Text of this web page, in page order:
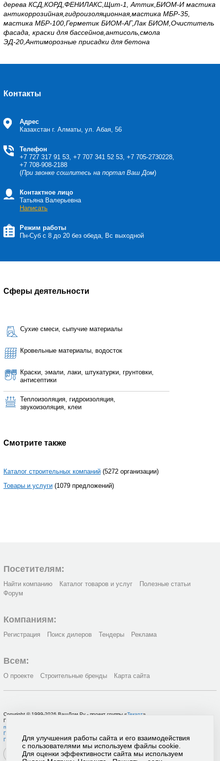
дерева КСД,КОРД,ФЕНИЛАКС,Щит-1, Аттик,БИОМ-И мастика
антикоррозийная,гидроизоляционная,мастика МБР-35,
мастика МБР-100,Герметик БИОМ-АГ,Лак БИОМ,Очиститель
фасада, краски для бассейнов,антисоль,смола
ЭД-20,Антиморозные присадки для бетона
Контакты
Адрес
Казахстан г. Алматы, ул. Абая, 56
Телефон
+7 727 317 91 53, +7 707 341 52 53, +7 705-2730228,
+7 708-908-2188
(При звонке сошлитесь на портал Ваш Дом)
Контактное лицо
Татьяна Валерьевна
Написать
Режим работы
Пн-Суб с 8 до 20 без обеда, Вс выходной
Сферы деятельности
Сухие смеси, сыпучие материалы
Кровельные материалы, водосток
Краски, эмали, лаки, штукатурки, грунтовки,
антисептики
Теплоизоляция, гидроизоляция,
звукоизоляция, клеи
Смотрите также
Каталог строительных компаний (5272 организации)
Товары и услуги (1079 предложений)
Посетителям:
Найти компанию Каталог товаров и услуг
Полезные статьи
Форум
Компаниям:
Регистрация Поиск дилеров Тендеры Реклама
Всем:
О проекте Строительные бренды Карта сайта
Copyright © 1999-2026 ВашДом.Ру - проект группы «Текарт»
По вопросам связанным с работой портала вы можете связаться с нашей
поддержки
Политика в отношении обработки персональных данных
Пользовательское соглашение
Для улучшения работы сайта и его взаимодействия
с пользователями мы используем файлы cookie.
Для оценки эффективности сайта мы используем